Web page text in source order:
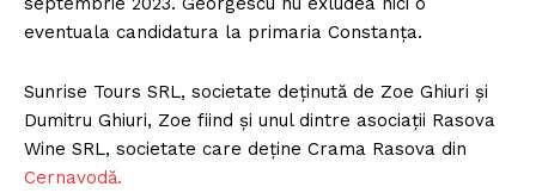
eventuala candidatura la primaria Constanța.
Sunrise Tours SRL, societate deținută de Zoe Ghiuri și
Dumitru Ghiuri, Zoe fiind și unul dintre asociații Rasova
Wine SRL, societate care deține Crama Rasova din
Cernavodă.